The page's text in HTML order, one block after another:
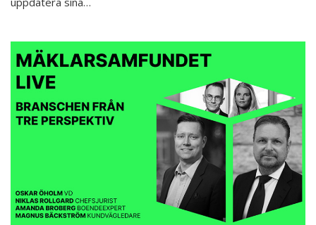
Mäklarsamfundet
Live
2025
branschen